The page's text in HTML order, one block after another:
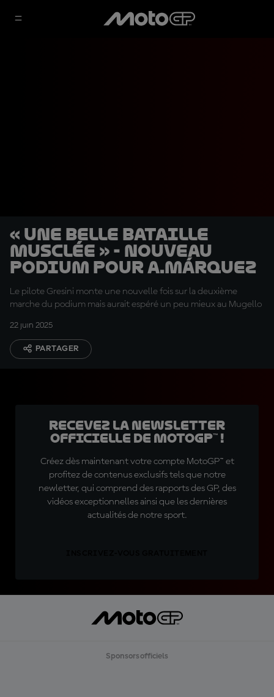
« Une belle bataille
musclée » - nouveau
podium pour A.Márquez
Le pilote Gresini monte une nouvelle fois sur la deuxième
marche du podium mais aurait espéré un peu mieux au Mugello
22 juin 2025
PARTAGER
Recevez la Newsletter
officielle de MotoGP™ !
Créez dès maintenant votre compte MotoGP™ et
profitez de contenus exclusifs tels que notre
newletter, qui comprend des rapports des GP, des
vidéos exceptionnelles ainsi que les dernières
actualités de notre sport.
Sponsors officiels